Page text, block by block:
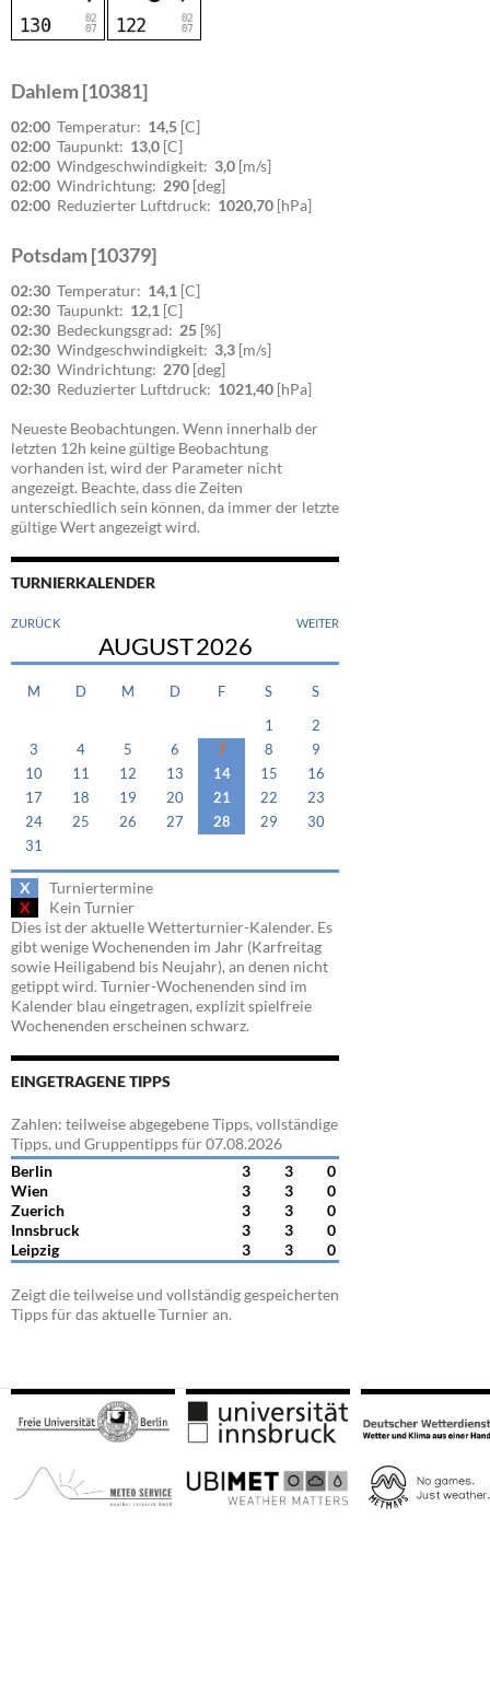
Dahlem [10381]
02:00 Temperatur: 14,5 [C]
02:00 Taupunkt: 13,0 [C]
02:00 Windgeschwindigkeit: 3,0 [m/s]
02:00 Windrichtung: 290 [deg]
02:00 Reduzierter Luftdruck: 1020,70 [hPa]
Potsdam [10379]
02:30 Temperatur: 14,1 [C]
02:30 Taupunkt: 12,1 [C]
02:30 Bedeckungsgrad: 25 [%]
02:30 Windgeschwindigkeit: 3,3 [m/s]
02:30 Windrichtung: 270 [deg]
02:30 Reduzierter Luftdruck: 1021,40 [hPa]
Neueste Beobachtungen. Wenn innerhalb der
letzten 12h keine gültige Beobachtung
vorhanden ist, wird der Parameter nicht
angezeigt. Beachte, dass die Zeiten
unterschiedlich sein können, da immer der letzte
gültige Wert angezeigt wird.
TURNIERKALENDER
ZURÜCK WEITER
AUGUST2026
M D M D F S S
1
2
3
4 5 6 7 8
9
10
11 12 13 14 15
16
17
18 19 20 21 22
23
24
25 26 27 28 29
30
31
X
Turniertermine
X
Kein Turnier
Dies ist der aktuelle Wetterturnier-Kalender. Es
gibt wenige Wochenenden im Jahr (Karfreitag
sowie Heiligabend bis Neujahr), an denen nicht
getippt wird. Turnier-Wochenenden sind im
Kalender blau eingetragen, explizit spielfreie
Wochenenden erscheinen schwarz.
EINGETRAGENE TIPPS
Zahlen: teilweise abgegebene Tipps, vollständige
Tipps, und Gruppentipps für 07.08.2026
Berlin
3 3
0
Wien
3 3
0
Zuerich
3 3
0
Innsbruck
3 3
0
Leipzig
3 3 0
Zeigt die teilweise und vollständig gespeicherten
Tipps für das aktuelle Turnier an.